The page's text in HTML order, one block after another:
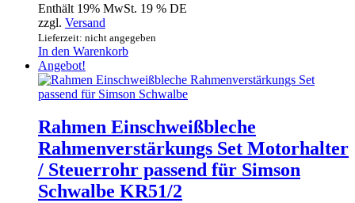
Enthält 19% MwSt. 19 % DE
zzgl. Versand
Lieferzeit: nicht angegeben
In den Warenkorb
Angebot!
Rahmen Einschweißbleche
Rahmenverstärkungs Set Motorhalter
/ Steuerrohr passend für Simson
Schwalbe KR51/2